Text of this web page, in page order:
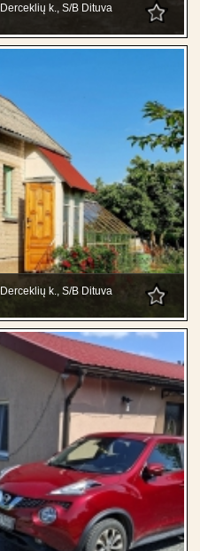
Derceklių k., S/B Dituva
Derceklių k., S/B Dituva